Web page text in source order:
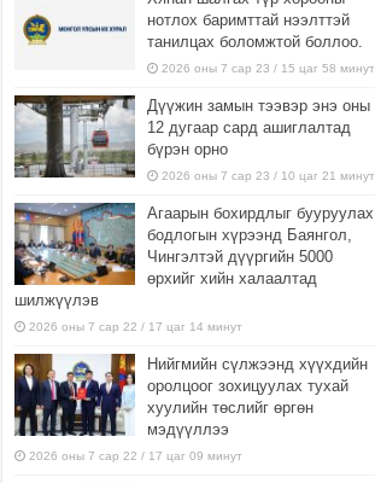
нотлох баримттай нээлттэй
танилцах боломжтой боллоо.
2026 оны 7 сар 23 / 15 цаг 58 минут
Дүүжин замын тээвэр энэ оны
12 дугаар сард ашиглалтад
бүрэн орно
2026 оны 7 сар 23 / 10 цаг 21 минут
Агаарын бохирдлыг бууруулах
бодлогын хүрээнд Баянгол,
Чингэлтэй дүүргийн 5000
өрхийг хийн халаалтад
шилжүүлэв
2026 оны 7 сар 22 / 17 цаг 14 минут
Нийгмийн сүлжээнд хүүхдийн
оролцоог зохицуулах тухай
хуулийн төслийг өргөн
мэдүүллээ
2026 оны 7 сар 22 / 17 цаг 09 минут